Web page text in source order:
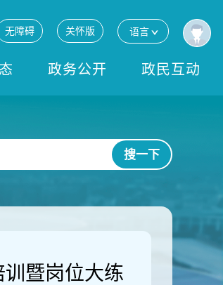
无障碍 关怀版 语言
政务公开 政民互动
搜一下
暨岗位大练